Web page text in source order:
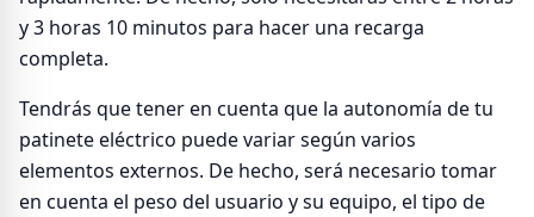
y 3 horas 10 minutos para hacer una recarga
completa.
Tendrás que tener en cuenta que la autonomía de tu
patinete eléctrico puede variar según varios
elementos externos. De hecho, será necesario tomar
en cuenta el peso del usuario y su equipo, el tipo de